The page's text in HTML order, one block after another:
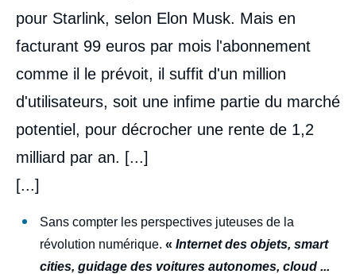
pour Starlink, selon Elon Musk. Mais en
facturant 99 euros par mois l'abonnement
comme il le prévoit, il suffit d'un million
d'utilisateurs, soit une infime partie du marché
potentiel, pour décrocher une rente de 1,2
milliard par an. [...]
[...]
Sans compter les perspectives juteuses de la
révolution numérique. « Internet des objets, smart
cities, guidage des voitures autonomes, cloud ...